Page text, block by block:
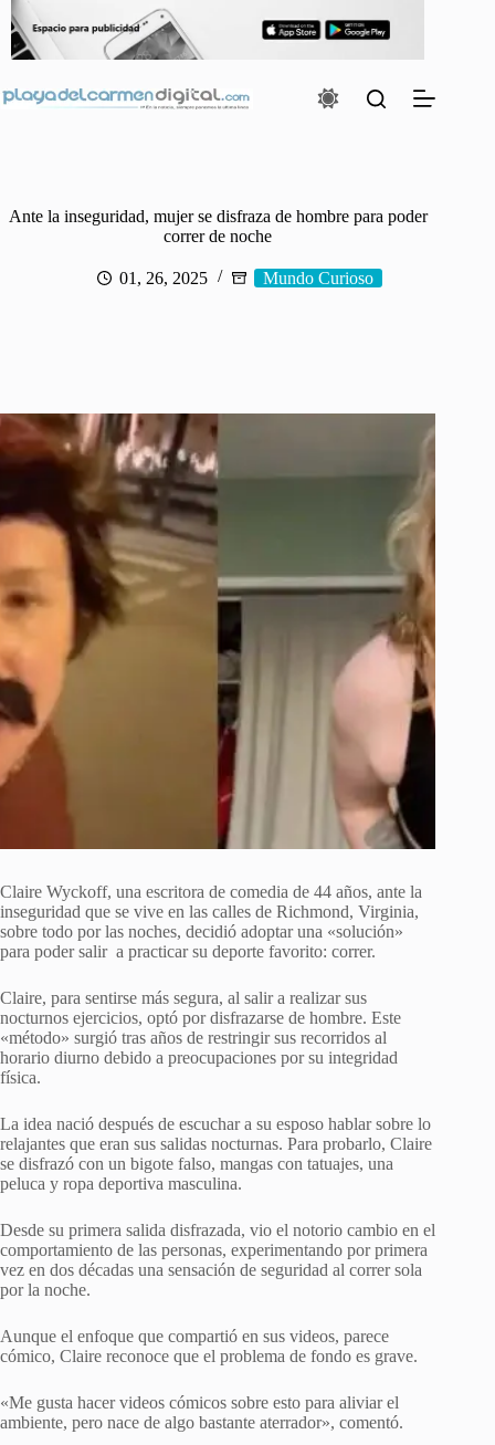
contenido
Ante la inseguridad, mujer se disfraza de hombre para poder
correr de noche
01, 26, 2025 Mundo Curioso
Claire Wyckoff, una escritora de comedia de 44 años, ante la
inseguridad que se vive en las calles de Richmond, Virginia,
sobre todo por las noches, decidió adoptar una «solución»
para poder salir a practicar su deporte favorito: correr.
Claire, para sentirse más segura, al salir a realizar sus
nocturnos ejercicios, optó por disfrazarse de hombre. Este
«método» surgió tras años de restringir sus recorridos al
horario diurno debido a preocupaciones por su integridad
física.
La idea nació después de escuchar a su esposo hablar sobre lo
relajantes que eran sus salidas nocturnas. Para probarlo, Claire
se disfrazó con un bigote falso, mangas con tatuajes, una
peluca y ropa deportiva masculina.
Desde su primera salida disfrazada, vio el notorio cambio en el
comportamiento de las personas, experimentando por primera
vez en dos décadas una sensación de seguridad al correr sola
por la noche.
Aunque el enfoque que compartió en sus videos, parece
cómico, Claire reconoce que el problema de fondo es grave.
«Me gusta hacer videos cómicos sobre esto para aliviar el
ambiente, pero nace de algo bastante aterrador», comentó.